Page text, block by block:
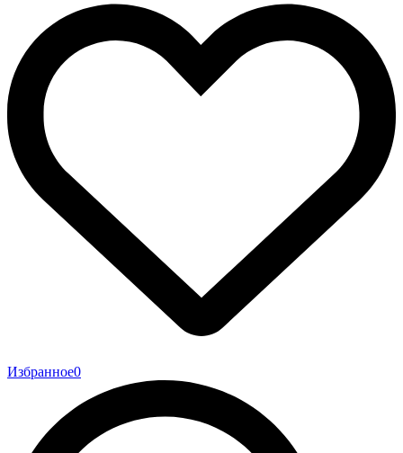
Избранное0